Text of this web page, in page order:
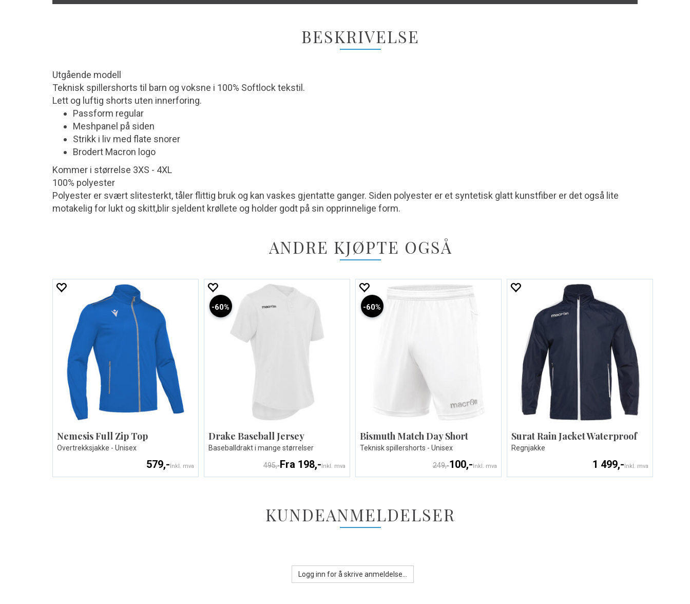
BESKRIVELSE
Utgående modell
Teknisk spillershorts til barn og voksne i 100% Softlock tekstil.
Lett og luftig shorts uten innerforing.
Passform regular
Meshpanel på siden
Strikk i liv med flate snorer
Brodert Macron logo
Kommer i størrelse 3XS - 4XL
100% polyester
Polyester er svært slitesterkt, tåler flittig bruk og kan vaskes gjentatte ganger. Siden polyester er et syntetisk glatt kunstfiber er det også lite
motakelig for lukt og skitt,blir sjeldent krøllete og holder godt på sin opprinnelige form.
ANDRE KJØPTE OGSÅ
Nemesis Full Zip Top
Overtrekksjakke - Unisex
579,-Inkl. mva
60%
Drake Baseball Jersey
Baseballdrakt i mange størrelser
Fra 198,-Inkl. mva
495,-
60%
Bismuth Match Day Short
Teknisk spillershorts - Unisex
100,-Inkl. mva
249,-
Surat Rain Jacket Waterproof
Regnjakke
1 499,-Inkl. mva
KUNDEANMELDELSER
Logg inn for å skrive anmeldelse...